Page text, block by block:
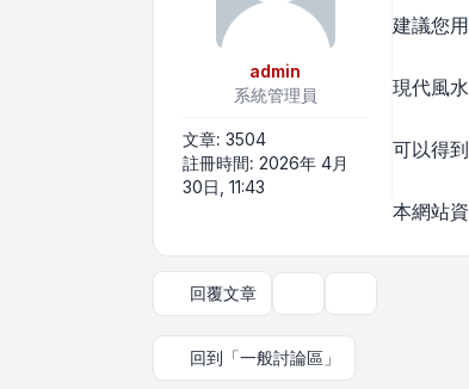
admin
系統管理員
文章: 3504
註冊時間: 2026年 4月
30日, 11:43
建議您
現代風
可以得
本網站
回覆文章
回到「一般討論區」